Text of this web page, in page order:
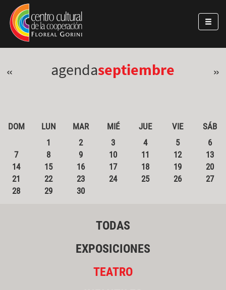
Pasar al contenido principal
Jump to main content
« agendaseptiembre »
DOM LUN MAR MIÉ JUE VIE
SÁB
1
2 3 4 5
6
7
8 9 10 11 12
13
14
15 16 17 18 19
20
21
22 23 24 25 26
27
28
29 30
TODAS
EXPOSICIONES
TEATRO